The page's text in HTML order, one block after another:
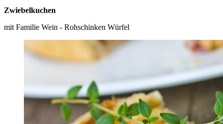
Zwiebelkuchen
mit Familie Wein - Rohschinken Würfel